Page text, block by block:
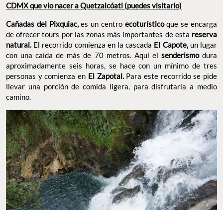
CDMX que vio nacer a Quetzalcóatl (puedes visitarlo)
Cañadas del Pixquiac,es un centro ecoturísticoque se encarga
de ofrecer tours por las zonas más importantes de esta reserva
natural. El recorrido comienza en la cascada El Capote,un lugar
con una caída de más de 70 metros. Aquí el senderismodura
aproximadamente seis horas, se hace con un mínimo de tres
personas y comienza en El Zapotal. Para este recorrido se pide
llevar una porción de comida ligera, para disfrutarla a medio
camino.